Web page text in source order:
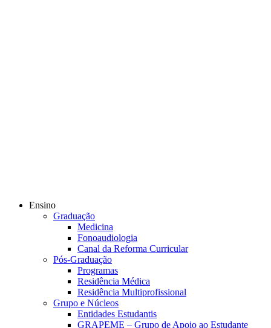
Ensino
Graduação
Medicina
Fonoaudiologia
Canal da Reforma Curricular
Pós-Graduação
Programas
Residência Médica
Residência Multiprofissional
Grupo e Núcleos
Entidades Estudantis
GRAPEME – Grupo de Apoio ao Estudante